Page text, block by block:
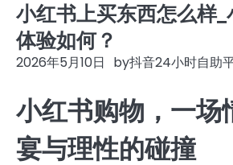
小红书上买东西怎么样
体验如何？
2026年5月10日 by抖音24小时自助
小红书购物，一场
宴与理性的碰撞